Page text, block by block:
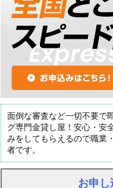
面倒な審査など一切不要で
グ専門金貸し屋！安心・安
みをしてもらえるので職業
者です。
お申し